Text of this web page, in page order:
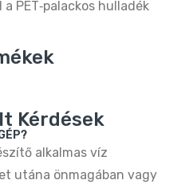
PET‑palackos hulladék
Kérdések
alkalmas víz
utána önmagában vagy